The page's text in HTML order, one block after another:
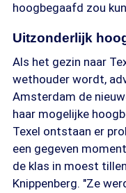
hoogbegaafd zou
Uitzonderlijk
Als het gezin naar
wethouder wordt,
Amsterdam de
haar mogelijke
Texel ontstaan er
een gegeven
de klas in moest
Knippenberg. "Ze